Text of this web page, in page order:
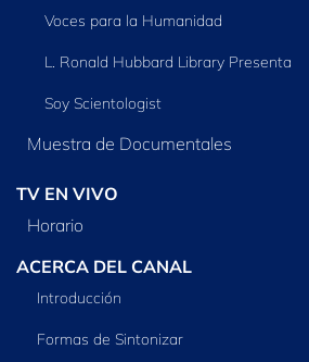
Voces para la Humanidad
L. Ronald Hubbard Library Presenta
Soy Scientologist
Muestra de Documentales
TV EN VIVO
Horario
ACERCA DEL CANAL
Introducción
Formas de Sintonizar